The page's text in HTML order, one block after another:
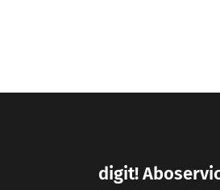
digit!